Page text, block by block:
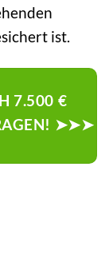
ist.
7.500 €
➤➤➤